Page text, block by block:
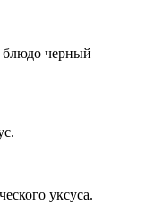
блюдо черный
уксуса.